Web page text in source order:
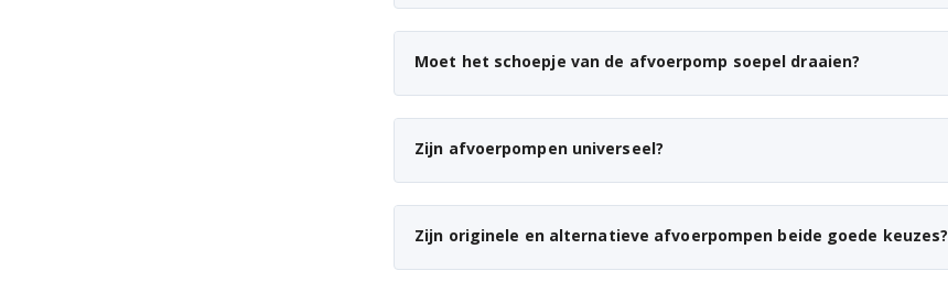
Moet het schoepje van de afvoerpomp soepel draaien?
Zijn afvoerpompen universeel?
Zijn originele en alternatieve afvoerpompen beide goede keuzes?